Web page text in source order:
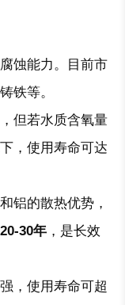
蚀能力。目前市
铁等。
但若水质含氧量
，使用寿命可达
铝的散热优势，
20-30年，是长效
，使用寿命可超